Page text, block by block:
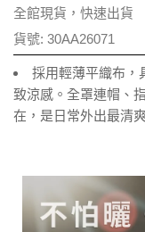
全館現貨，快速出貨
貨號: 30AA26071
採用輕薄平織布，
致涼感。全罩連帽、
在，是日常外出最清